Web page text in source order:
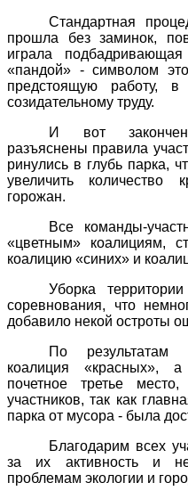
Стандартная
прошла без заминок,
играла
«пандой» - символом
предстоящую работу,
созидательному труду.
И вот закончен
разъяснены правила
ринулись в глубь парка,
увеличить
горожан.
Все команды-
«цветным» коалициям,
коалицию «синих» и
Уборка
соревнования, что
добавило некой остроты
По результатам
коалиция «красных»,
почетное третье
участников, так как
парка от мусора - была
Благодарим всех
за их активность и
проблемам экологии и